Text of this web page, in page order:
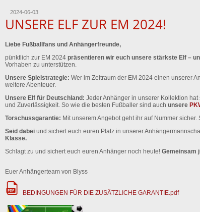
2024-06-03
UNSERE ELF ZUR EM 2024!
Liebe Fußballfans und Anhängerfreunde,
pünktlich zur EM 2024 präsentieren wir euch unsere stärkste Elf –
Vorhaben zu unterstützen.
Unsere Spielstrategie: Wer im Zeitraum der EM 2024 einen unserer
weitere Abenteuer.
Unsere Elf für Deutschland: Jeder Anhänger in unserer Kollektion
und Zuverlässigkeit. So wie die besten Fußballer sind auch unsere
Torschussgarantie: Mit unserem Angebot geht ihr auf Nummer
Seid dabei und sichert euch euren Platz in unserer
Klasse.
Schlagt zu und sichert euch euren Anhänger noch heute! Gemeinsam
Euer Anhängerteam von Blyss
BEDINGUNGEN FÜR DIE ZUSÄTZLICHE GARANTIE.pdf